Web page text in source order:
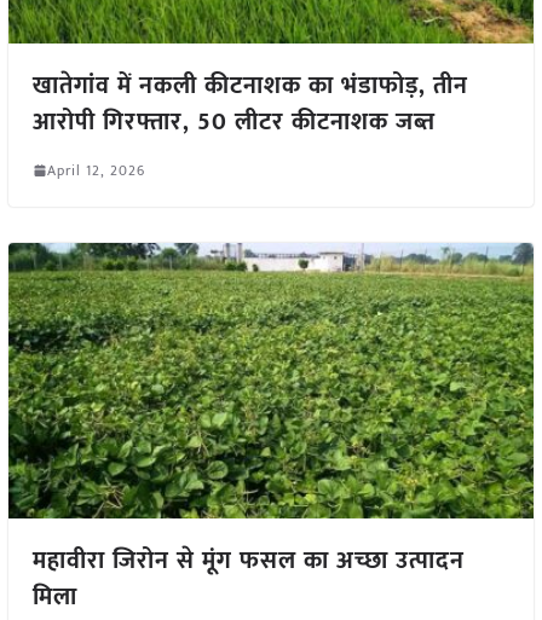
खातेगांव में नकली कीटनाशक का भंडाफोड़, तीन
आरोपी गिरफ्तार, 50 लीटर कीटनाशक जब्त
April 12, 2026
महावीरा जिरोन से मूंग फसल का अच्छा उत्पादन
मिला